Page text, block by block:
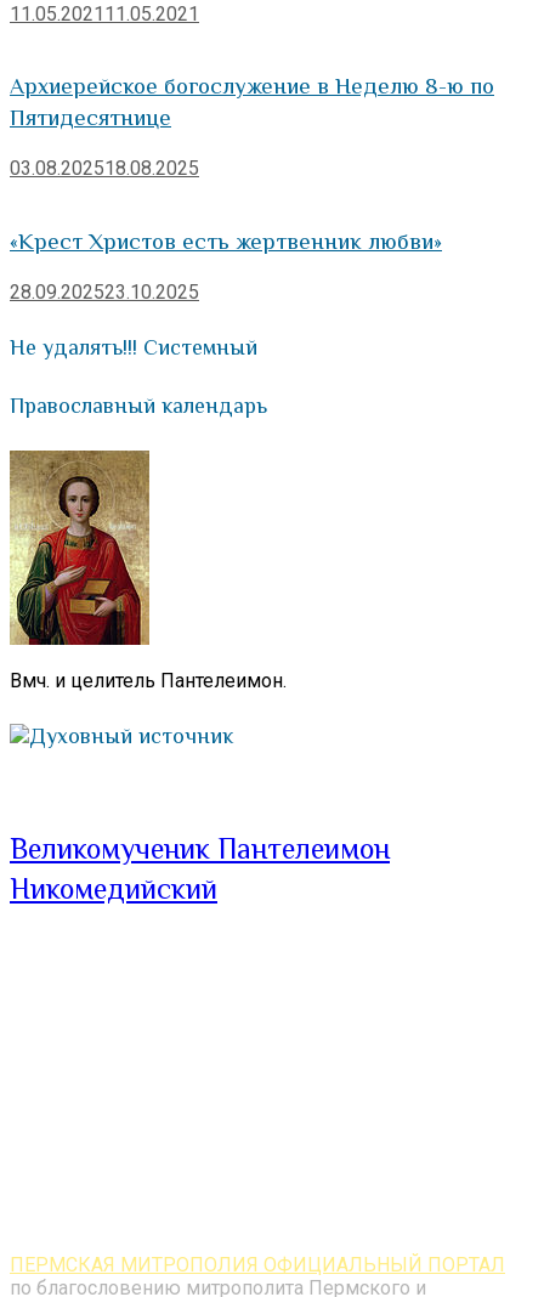
11.05.2021 11.05.2021
Архиерейское богослужение в Неделю 8-ю по
Пятидесятнице
03.08.202518.08.2025
«Крест Христов есть жертвенник любви»
28.09.202523.10.2025
Не удалять!!! Системный
Православный календарь
Вмч. и целитель Пантелеимон.
Духовный источник
Великомученик Пантелеимон
Никомедийский
ПЕРМСКАЯ МИТРОПОЛИЯ ОФИЦИАЛЬНЫЙ ПОРТАЛ
по благословению митрополита Пермского и